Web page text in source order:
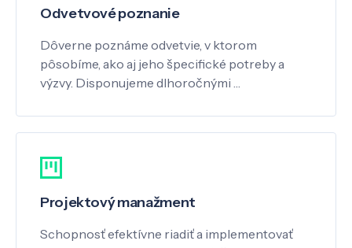
Odvetvové poznanie
Dôverne poznáme odvetvie, v ktorom
pôsobíme, ako aj jeho špecifické potreby a
výzvy. Disponujeme dlhoročnými …
Projektový manažment
Schopnosť efektívne riadiť a implementovať